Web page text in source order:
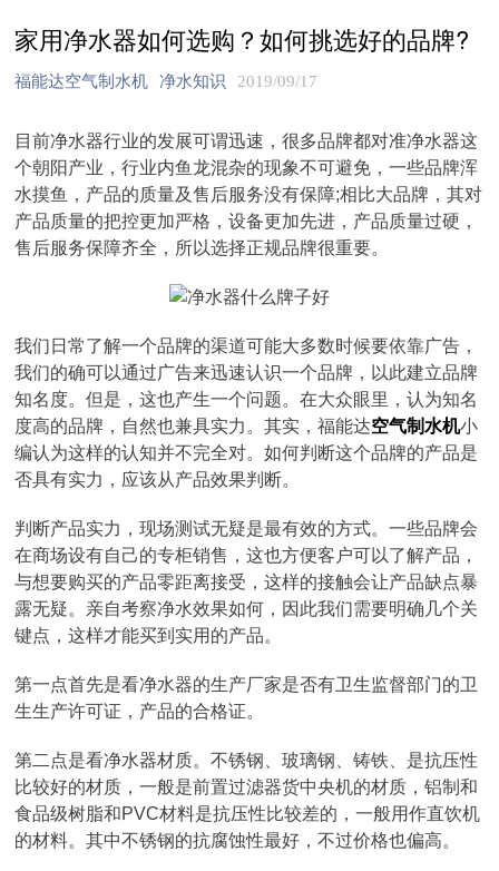
家用净水器如何选购？如何挑选好的品牌?
福能达空气制水机 净水知识 2019/09/17
目前净水器行业的发展可谓迅速，很多品牌都对准净水器这
个朝阳产业，行业内鱼龙混杂的现象不可避免，一些品牌浑
水摸鱼，产品的质量及售后服务没有保障;相比大品牌，其对
产品质量的把控更加严格，设备更加先进，产品质量过硬，
售后服务保障齐全，所以选择正规品牌很重要。
我们日常了解一个品牌的渠道可能大多数时候要依靠广告，
我们的确可以通过广告来迅速认识一个品牌，以此建立品牌
知名度。但是，这也产生一个问题。在大众眼里，认为知名
度高的品牌，自然也兼具实力。其实，福能达空气制水机小
编认为这样的认知并不完全对。如何判断这个品牌的产品是
否具有实力，应该从产品效果判断。
判断产品实力，现场测试无疑是最有效的方式。一些品牌会
在商场设有自己的专柜销售，这也方便客户可以了解产品，
与想要购买的产品零距离接受，这样的接触会让产品缺点暴
露无疑。亲自考察净水效果如何，因此我们需要明确几个关
键点，这样才能买到实用的产品。
第一点首先是看净水器的生产厂家是否有卫生监督部门的卫
生生产许可证，产品的合格证。
第二点是看净水器材质。不锈钢、玻璃钢、铸铁、是抗压性
比较好的材质，一般是前置过滤器货中央机的材质，铝制和
食品级树脂和PVC材料是抗压性比较差的，一般用作直饮机
的材料。其中不锈钢的抗腐蚀性最好，不过价格也偏高。